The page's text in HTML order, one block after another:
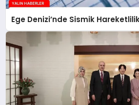
Ege Denizi’nde Sismik